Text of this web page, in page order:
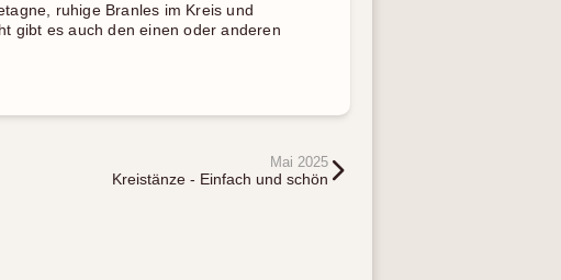
ruhige Branles im Kreis und
gibt es auch den einen oder anderen
Mai 2025
Kreistänze - Einfach und schön